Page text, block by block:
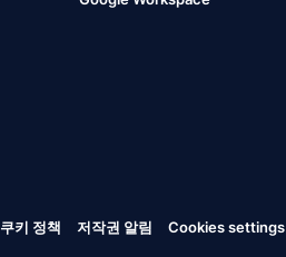
쿠키 정책 저작권 알림 Cookies settings